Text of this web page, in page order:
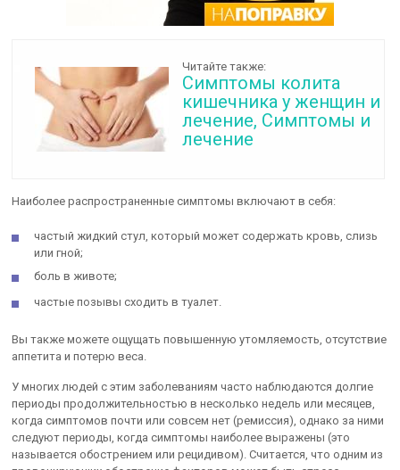
Читайте также:
Симптомы колита
кишечника у женщин и
лечение, Симптомы и
лечение
Наиболее распространенные симптомы включают в себя:
частый жидкий стул, который может содержать кровь, слизь
или гной;
боль в животе;
частые позывы сходить в туалет.
Вы также можете ощущать повышенную утомляемость, отсутствие
аппетита и потерю веса.
У многих людей с этим заболеваниям часто наблюдаются долгие
периоды продолжительностью в несколько недель или месяцев,
когда симптомов почти или совсем нет (ремиссия), однако за ними
следуют периоды, когда симптомы наиболее выражены (это
называется обострением или рецидивом). Считается, что одним из